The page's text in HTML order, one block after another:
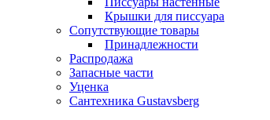
Крышки для писсуара
Сопутствующие товары
Принадлежности
Распродажа
Запасные части
Уценка
Сантехника Gustavsberg